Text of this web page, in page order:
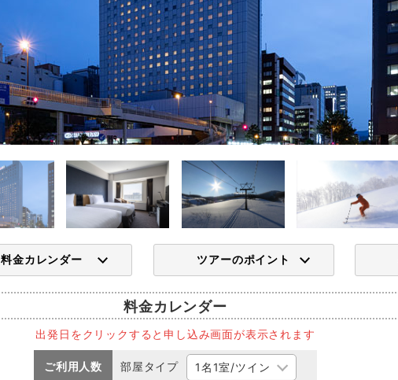
料金カレンダー ツアーのポイント
料金カレンダー
出発日をクリックすると申し込み画面が表示されます
ご利用人数 部屋タイプ